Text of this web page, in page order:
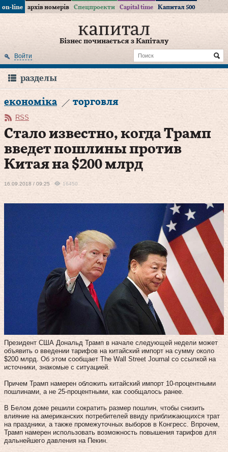
on-line архів номерів Спецпроекти Capital time Капитал 500
Бізнес починається з Капіталу
Войти
разделы
економіка торговля
RSS
Стало известно, когда Трамп
введет пошлины против
Китая на $200 млрд
16.09.2018 / 09:25 16450
Президент США Дональд Трамп в начале следующей недели может
объявить о введении тарифов на китайский импорт на сумму около
$200 млрд. Об этом сообщает The Wall Street Journal со ссылкой на
источники, знакомые с ситуацией.
Причем Трамп намерен обложить китайский импорт 10-процентными
пошлинами, а не 25-процентными, как сообщалось ранее.
В Белом доме решили сократить размер пошлин, чтобы снизить
влияние на американских потребителей ввиду приближающихся трат
на праздники, а также промежуточных выборов в Конгресс. Впрочем,
Трамп намерен использовать возможность повышения тарифов для
дальнейшего давления на Пекин.